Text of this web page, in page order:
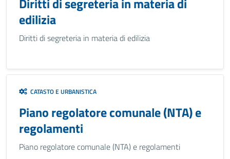
edilizia
Diritti di segreteria in materia di edilizia
CATASTO E URBANISTICA
Piano regolatore comunale (NTA) e
regolamenti
Piano regolatore comunale (NTA) e regolamenti